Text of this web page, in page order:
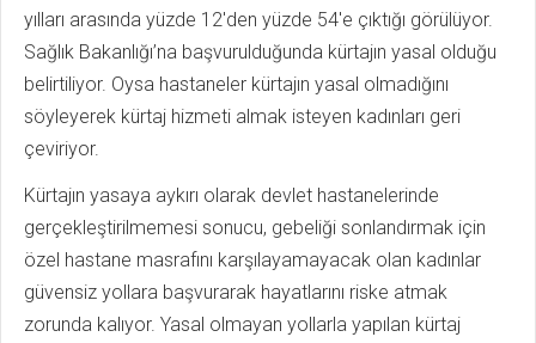
yılları arasında yüzde 12'den yüzde 54'e çıktığı görülüyor.
Sağlık Bakanlığı’na başvurulduğunda kürtajın yasal olduğu
belirtiliyor. Oysa hastaneler kürtajın yasal olmadığını
söyleyerek kürtaj hizmeti almak isteyen kadınları geri
çeviriyor.
Kürtajın yasaya aykırı olarak devlet hastanelerinde
gerçekleştirilmemesi sonucu, gebeliği sonlandırmak için
özel hastane masrafını karşılayamayacak olan kadınlar
güvensiz yollara başvurarak hayatlarını riske atmak
zorunda kalıyor. Yasal olmayan yollarla yapılan kürtaj